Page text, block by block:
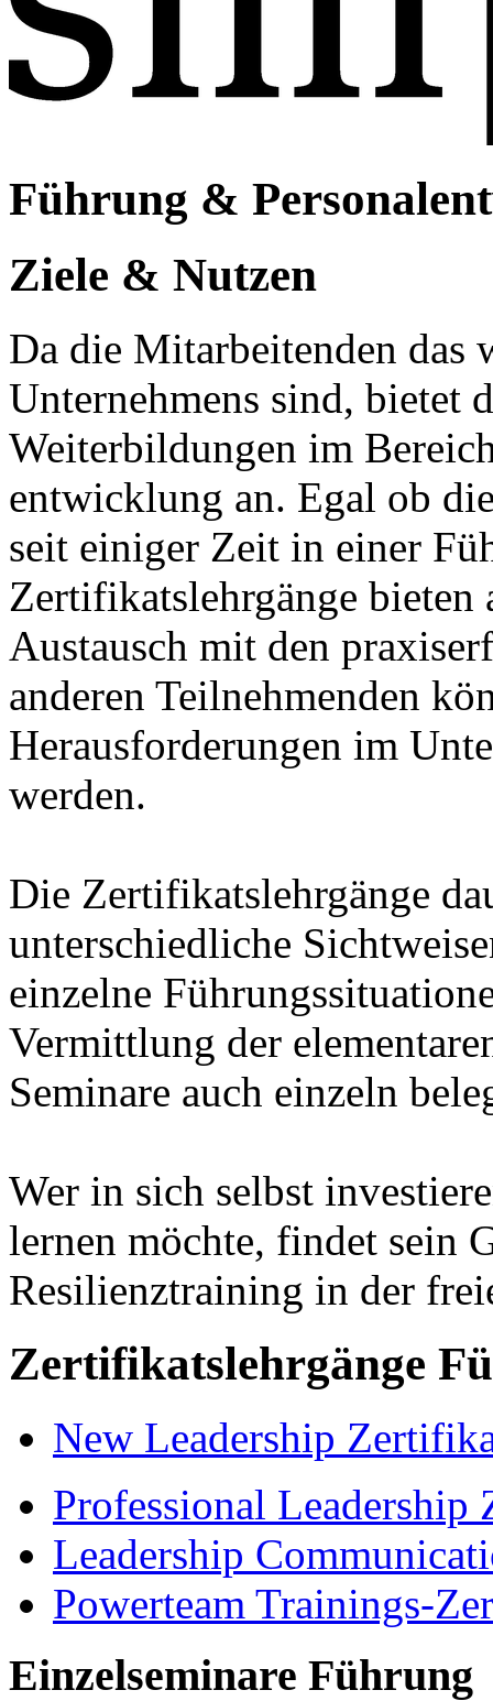
Führung &
Ziele & Nutzen
Da die Mitarbeitenden das
Unternehmens sind, bietet
Weiterbildungen im
entwicklung an. Egal ob
seit einiger Zeit in einer
Zertifikatslehrgänge
Austausch mit den
anderen Teilnehmenden
Herausforderungen im
werden.
Die Zertifikatslehrgänge
unterschiedliche
einzelne
Vermittlung der
Seminare auch einzeln
Wer in sich selbst
lernen möchte, findet sein
Resilienztraining in der
Zertifikatslehrgänge
New Leadership
Professional
Leadership
Powerteam Trainings-
Einzelseminare Führung